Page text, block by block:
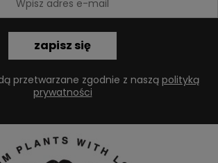
zapisz się
przetwarzane zgodnie z naszą polityką
prywatności